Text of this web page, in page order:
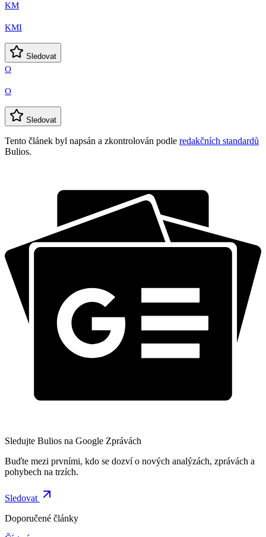
KM
KMI
Sledovat
O
O
Sledovat
Tento článek byl napsán a zkontrolován podle redakčních standardů
Bulios.
Sledujte Bulios na Google Zprávách
Buďte mezi prvními, kdo se dozví o nových analýzách, zprávách a
pohybech na trzích.
Sledovat
Doporučené články